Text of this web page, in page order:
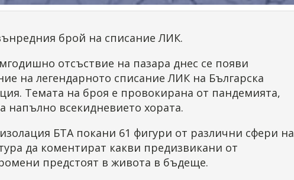
брой на списание ЛИК.
отсъствие на пазара днес се появи
на легендарното списание ЛИК на Българска
Темата на броя е провокирана от пандемията,
напълно всекидневието хората.
БТА покани 61 фигури от различни сфери на
да коментират какви предизвикани от
предстоят в живота в бъдеще.